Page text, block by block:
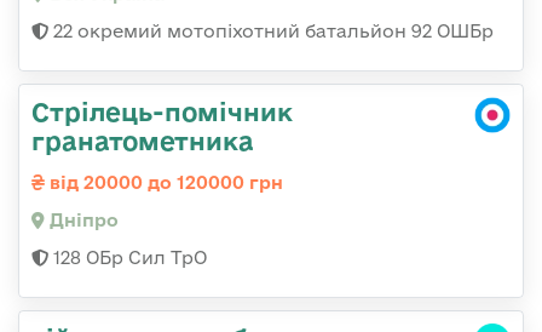
22 окремий мотопіхотний батальйон 92 ОШБр
Стрілець-помічник
гранатометника
від 20000 до 120000 грн
Дніпро
128 ОБр Сил ТрО